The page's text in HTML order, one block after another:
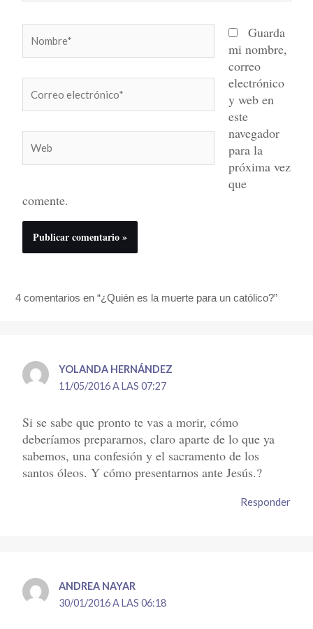
electrónico*
Guarda
mi nombre,
correo
electrónico
y web en
este
navegador
para la
próxima vez
que
comente.
4 comentarios en “¿Quién es la muerte para un católico?”
YOLANDA HERNÁNDEZ
11/05/2016 A LAS 07:27
Si se sabe que pronto te vas a morir, cómo
deberíamos prepararnos, claro aparte de lo que ya
sabemos, una confesión y el sacramento de los
santos óleos. Y cómo presentarnos ante Jesús.?
Responder
ANDREA NAYAR
30/01/2016 A LAS 06:18